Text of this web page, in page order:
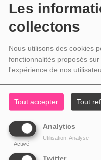
Les
collectons
Nous utilisons des cookies
fonctionnalités proposés
l'expérience de nos
Tout accepter Tout
Analytics
Activé
Utilisation: Analyse
Twitter
href="https://medvipp.com/
04 août 2026 - 14:29
plinko big win <a href=http://